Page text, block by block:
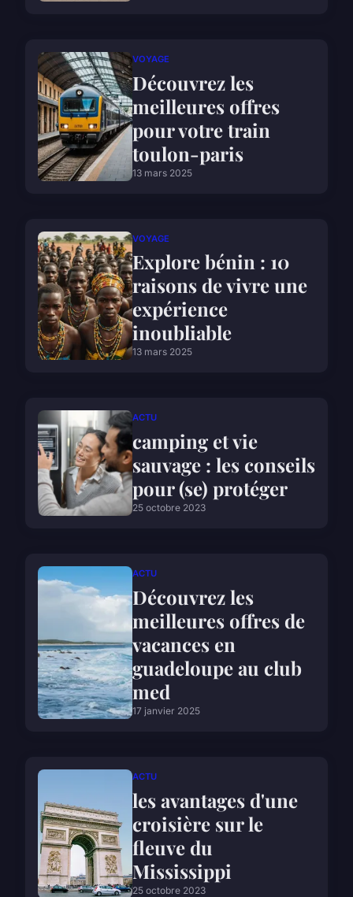
VOYAGE
Découvrez les
meilleures offres
pour votre train
toulon-paris
13 mars 2025
VOYAGE
Explore bénin : 10
raisons de vivre une
expérience
inoubliable
13 mars 2025
ACTU
camping et vie
sauvage : les conseils
pour (se) protéger
25 octobre 2023
ACTU
Découvrez les
meilleures offres de
vacances en
guadeloupe au club
med
17 janvier 2025
ACTU
les avantages d'une
croisière sur le
fleuve du
Mississippi
25 octobre 2023